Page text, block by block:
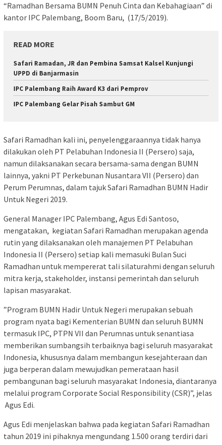
“Ramadhan Bersama BUMN Penuh Cinta dan Kebahagiaan” di
kantor IPC Palembang, Boom Baru, (17/5/2019).
READ MORE
Safari Ramadan, JR dan Pembina Samsat Kalsel Kunjungi
UPPD di Banjarmasin
IPC Palembang Raih Award K3 dari Pemprov
IPC Palembang Gelar Pisah Sambut GM
Safari Ramadhan kali ini, penyelenggaraannya tidak hanya
dilakukan oleh PT Pelabuhan Indonesia II (Persero) saja,
namun dilaksanakan secara bersama-sama dengan BUMN
lainnya, yakni PT Perkebunan Nusantara VII (Persero) dan
Perum Perumnas, dalam tajuk Safari Ramadhan BUMN Hadir
Untuk Negeri 2019.
General Manager IPC Palembang, Agus Edi Santoso,
mengatakan, kegiatan Safari Ramadhan merupakan agenda
rutin yang dilaksanakan oleh manajemen PT Pelabuhan
Indonesia II (Persero) setiap kali memasuki Bulan Suci
Ramadhan untuk mempererat tali silaturahmi dengan seluruh
mitra kerja, stakeholder, instansi pemerintah dan seluruh
lapisan masyarakat.
”Program BUMN Hadir Untuk Negeri merupakan sebuah
program nyata bagi Kementerian BUMN dan seluruh BUMN
termasuk IPC, PTPN VII dan Perumnas untuk senantiasa
memberikan sumbangsih terbaiknya bagi seluruh masyarakat
Indonesia, khususnya dalam membangun kesejahteraan dan
juga berperan dalam mewujudkan pemerataan hasil
pembangunan bagi seluruh masyarakat Indonesia, diantaranya
melalui program Corporate Social Responsibility (CSR)”, jelas
Agus Edi.
Agus Edi menjelaskan bahwa pada kegiatan Safari Ramadhan
tahun 2019 ini pihaknya mengundang 1.500 orang terdiri dari